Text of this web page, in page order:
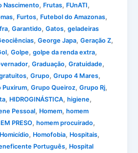
Nascimento, Frutas, FUnATI,
, Furtos, Futebol do Amazonas,
,Garantido,Gatos,geladeiras
,George Japa,Geração Z,
,Golpe,golpe da renda extra,
,Graduação,Gratuidade,
,Grupo,Grupo 4 Mares,
Puxirum,Grupo Queiroz,Grupo Rj,
, HIDROGINÁSTICA,higiene,
Pessoal, Homem,homem
PRESO,homem procuirado,
Homicídio, Homofobia, Hospitais,
Português, Hospital